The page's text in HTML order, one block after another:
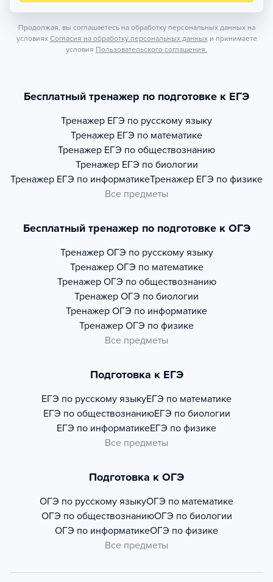
Продолжая, вы соглашаетесь на обработку персональных данных на
условиях Согласия на обработку персональных данных и принимаете
условия Пользовательского соглашения.
Бесплатный тренажер по подготовке к ЕГЭ
Тренажер ЕГЭ по русскому языку
Тренажер ЕГЭ по математике
Тренажер ЕГЭ по обществознанию
Тренажер ЕГЭ по биологии
Тренажер ЕГЭ по информатикеТренажер ЕГЭ по физике
Все предметы
Бесплатный тренажер по подготовке к ОГЭ
Тренажер ОГЭ по русскому языку
Тренажер ОГЭ по математике
Тренажер ОГЭ по обществознанию
Тренажер ОГЭ по биологии
Тренажер ОГЭ по информатике
Тренажер ОГЭ по физике
Все предметы
Подготовка к ЕГЭ
ЕГЭ по русскому языкуЕГЭ по математике
ЕГЭ по обществознаниюЕГЭ по биологии
ЕГЭ по информатикеЕГЭ по физике
Все предметы
Подготовка к ОГЭ
ОГЭ по русскому языкуОГЭ по математике
ОГЭ по обществознаниюОГЭ по биологии
ОГЭ по информатикеОГЭ по физике
Все предметы